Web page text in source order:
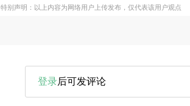
特别声明：以上内容为网络用户上传发布，仅代表该用户观点
登录后可发评论